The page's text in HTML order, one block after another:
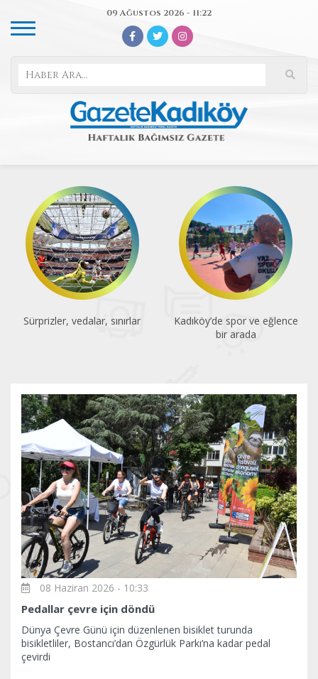
09 Ağustos 2026 - 11:22
Kadıköy’de spor ve eğlence
Acıbadem Yüzme Havuzu
yenilendi
08 Haziran 2026 - 10:33
Pedallar çevre için döndü
Dünya Çevre Günü için düzenlenen bisiklet turunda
bisikletliler, Bostancı’dan Özgürlük Parkı’na kadar pedal
çevirdi